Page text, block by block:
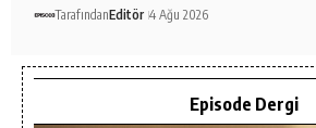
TarafındanEditör 4 Ağu 2026
Episode Dergi